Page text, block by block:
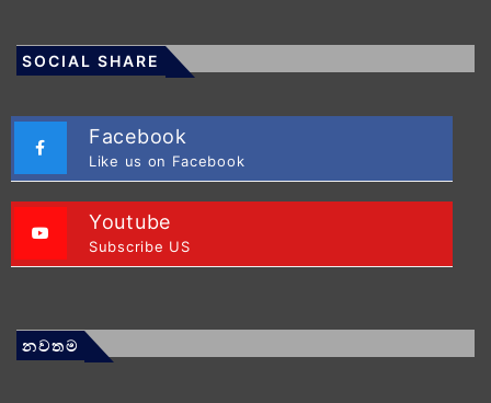
SOCIAL SHARE
Facebook
Like us on Facebook
Youtube
Subscribe US
නවතම